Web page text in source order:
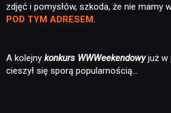
zdjęć i pomysłów, szkoda, że nie mamy
POD TYM ADRESEM.
A kolejny konkurs WWWeekendowyjuż w
cieszył się sporą popularnością…